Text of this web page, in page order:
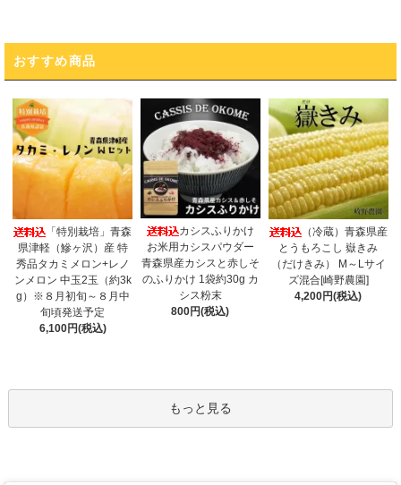
おすすめ商品
「特別栽培」青森
県津軽（鰺ヶ沢）産 特
秀品タカミメロン+レノ
ンメロン 中玉2玉（約3k
g）※８月初旬～８月中
旬頃発送予定
6,100円(税込)
カシスふりかけ
お米用カシスパウダー
青森県産カシスと赤しそ
のふりかけ 1袋約30g カ
シス粉末
800円(税込)
（冷蔵）青森県産
とうもろこし 嶽きみ
（だけきみ） M～Lサイ
ズ混合[崎野農園]
4,200円(税込)
もっと見る